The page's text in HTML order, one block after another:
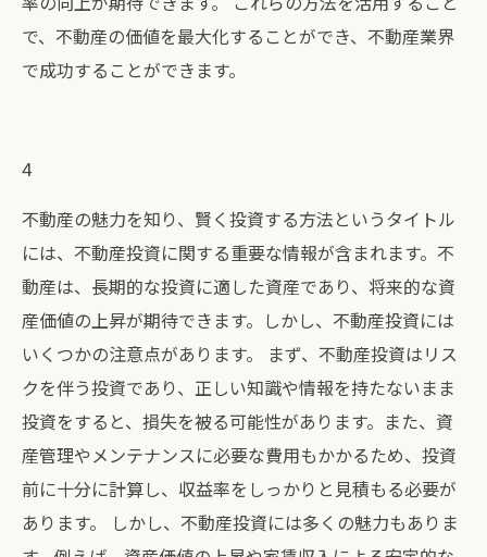
で、不動産の価値を最大化することができ、不動産業界
で成功することができます。
4
不動産の魅力を知り、賢く投資する方法というタイトル
には、不動産投資に関する重要な情報が含まれます。不
動産は、長期的な投資に適した資産であり、将来的な資
産価値の上昇が期待できます。しかし、不動産投資には
いくつかの注意点があります。 まず、不動産投資はリス
クを伴う投資であり、正しい知識や情報を持たないまま
投資をすると、損失を被る可能性があります。また、資
産管理やメンテナンスに必要な費用もかかるため、投資
前に十分に計算し、収益率をしっかりと見積もる必要が
あります。 しかし、不動産投資には多くの魅力もありま